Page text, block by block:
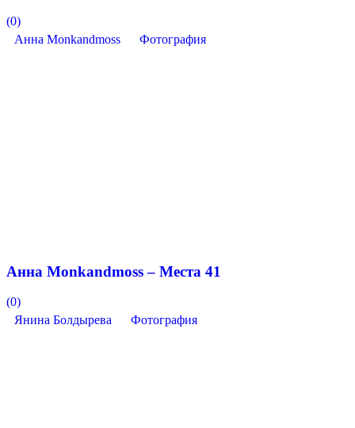
(0)
Анна Monkandmoss
Фотография
Анна Monkandmoss – Места 41
(0)
Янина Болдырева
Фотография